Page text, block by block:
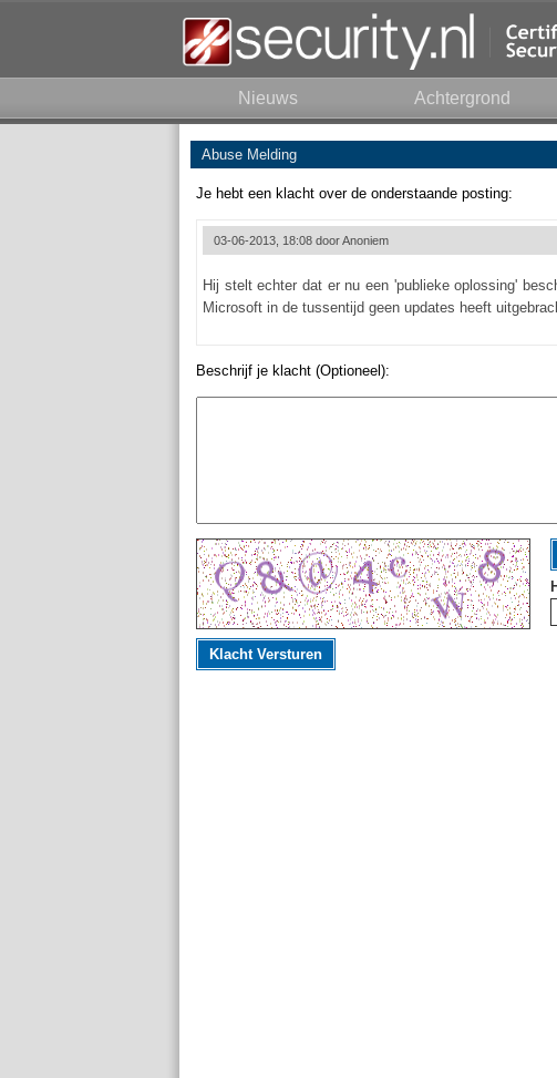
Nieuws Achtergrond
Abuse Melding
Je hebt een klacht over de onderstaande posting:
03-06-2013, 18:08 doorAnoniem
Hij stelt echter dat er nu een 'publieke oplossing'
Microsoft in de tussentijd geen updates heeft
Beschrijf je klacht (Optioneel):
Klacht Versturen